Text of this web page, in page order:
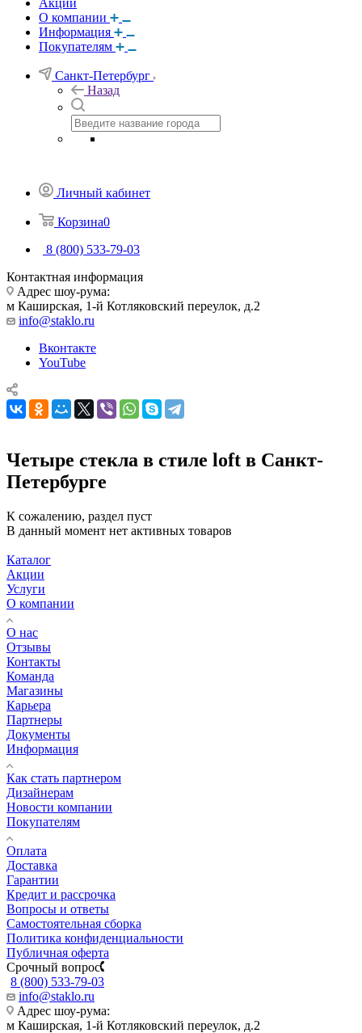
Акции
О компании
Информация
Покупателям
Санкт-Петербург
Назад
Личный кабинет
Корзина0
8 (800) 533-79-03
Контактная информация
Адрес шоу-рума:
м Каширская, 1-й Котляковский переулок, д.2
info@staklo.ru
Вконтакте
YouTube
Четыре стекла в стиле loft в Санкт-
Петербурге
К сожалению, раздел пуст
В данный момент нет активных товаров
Каталог
Акции
Услуги
О компании
О нас
Отзывы
Контакты
Команда
Магазины
Карьера
Партнеры
Документы
Информация
Как стать партнером
Дизайнерам
Новости компании
Покупателям
Оплата
Доставка
Гарантии
Кредит и рассрочка
Вопросы и ответы
Самостоятельная сборка
Политика конфиденциальности
Публичная оферта
Срочный вопрос
8 (800) 533-79-03
info@staklo.ru
Адрес шоу-рума:
м Каширская, 1-й Котляковский переулок, д.2